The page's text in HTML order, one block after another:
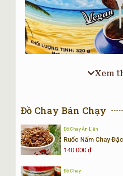
Đồ Chay Bán Chạy
Đồ Chay Ăn Liền
Ruốc Nấm Chay
140.000₫
Đồ Chay
Mô Tả Sản Phẩm
Đường
Tên sản phẩm
Nhà sản xuất
Xem